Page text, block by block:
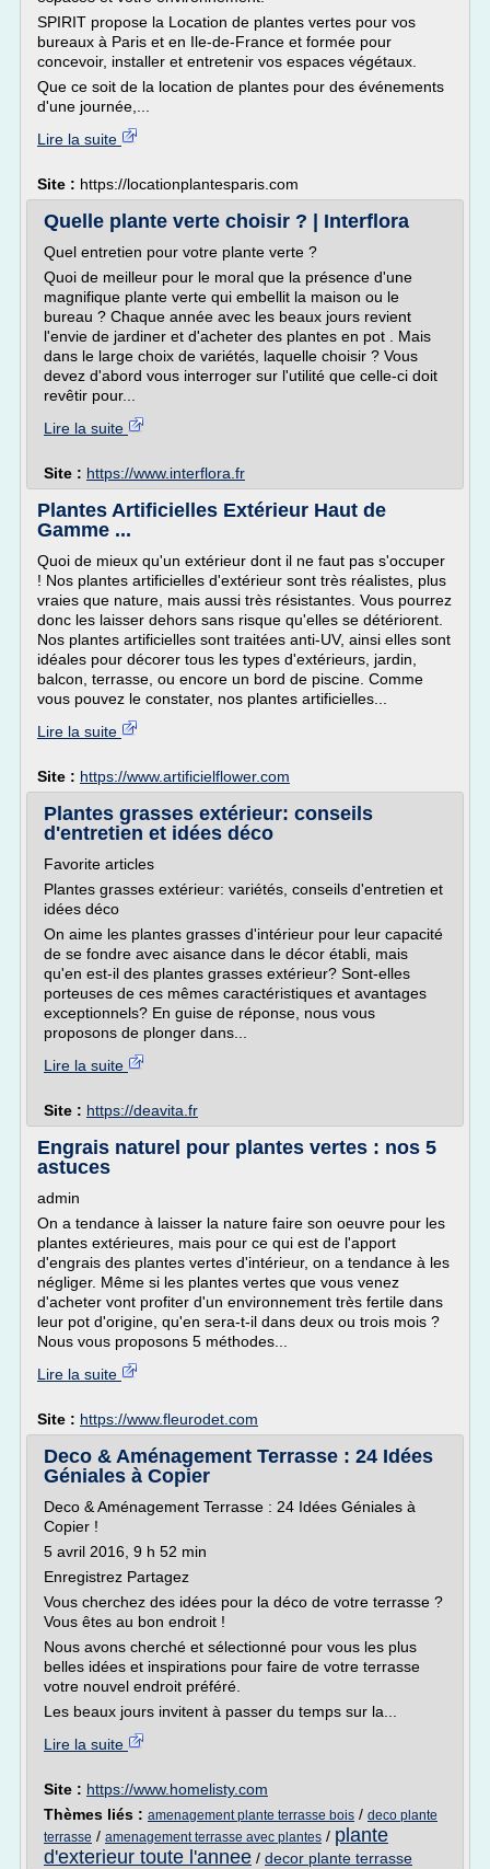
SPIRIT propose la Location de plantes vertes pour vos
bureaux à Paris et en Ile-de-France et formée pour
concevoir, installer et entretenir vos espaces végétaux.
Que ce soit de la location de plantes pour des événements
d'une journée,...
Lire la suite
Site : https://locationplantesparis.com
Quelle plante verte choisir ? | Interflora
Quel entretien pour votre plante verte ?
Quoi de meilleur pour le moral que la présence d'une
magnifique plante verte qui embellit la maison ou le
bureau ? Chaque année avec les beaux jours revient
l'envie de jardiner et d'acheter des plantes en pot . Mais
dans le large choix de variétés, laquelle choisir ? Vous
devez d'abord vous interroger sur l'utilité que celle-ci doit
revêtir pour...
Lire la suite
Site : https://www.interflora.fr
Plantes Artificielles Extérieur Haut de
Gamme ...
Quoi de mieux qu'un extérieur dont il ne faut pas s'occuper
! Nos plantes artificielles d'extérieur sont très réalistes, plus
vraies que nature, mais aussi très résistantes. Vous pourrez
donc les laisser dehors sans risque qu'elles se détériorent.
Nos plantes artificielles sont traitées anti-UV, ainsi elles sont
idéales pour décorer tous les types d'extérieurs, jardin,
balcon, terrasse, ou encore un bord de piscine. Comme
vous pouvez le constater, nos plantes artificielles...
Lire la suite
Site : https://www.artificielflower.com
Plantes grasses extérieur: conseils
d'entretien et idées déco
Favorite articles
Plantes grasses extérieur: variétés, conseils d'entretien et
idées déco
On aime les plantes grasses d'intérieur pour leur capacité
de se fondre avec aisance dans le décor établi, mais
qu'en est-il des plantes grasses extérieur? Sont-elles
porteuses de ces mêmes caractéristiques et avantages
exceptionnels? En guise de réponse, nous vous
proposons de plonger dans...
Lire la suite
Site : https://deavita.fr
Engrais naturel pour plantes vertes : nos 5
astuces
admin
On a tendance à laisser la nature faire son oeuvre pour les
plantes extérieures, mais pour ce qui est de l'apport
d'engrais des plantes vertes d'intérieur, on a tendance à les
négliger. Même si les plantes vertes que vous venez
d'acheter vont profiter d'un environnement très fertile dans
leur pot d'origine, qu'en sera-t-il dans deux ou trois mois ?
Nous vous proposons 5 méthodes...
Lire la suite
Site : https://www.fleurodet.com
Deco & Aménagement Terrasse : 24 Idées
Géniales à Copier
Deco & Aménagement Terrasse : 24 Idées Géniales à
Copier !
5 avril 2016, 9 h 52 min
Enregistrez Partagez
Vous cherchez des idées pour la déco de votre terrasse ?
Vous êtes au bon endroit !
Nous avons cherché et sélectionné pour vous les plus
belles idées et inspirations pour faire de votre terrasse
votre nouvel endroit préféré.
Les beaux jours invitent à passer du temps sur la...
Lire la suite
Site : https://www.homelisty.com
Thèmes liés : amenagement plante terrasse bois / deco plante
terrasse / amenagement terrasse avec plantes / plante
d'exterieur toute l'annee / decor plante terrasse